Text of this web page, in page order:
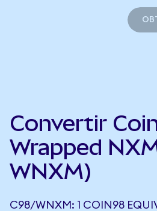
Convertir
Wrapped
WNXM)
C98/WNXM: 1 COIN98